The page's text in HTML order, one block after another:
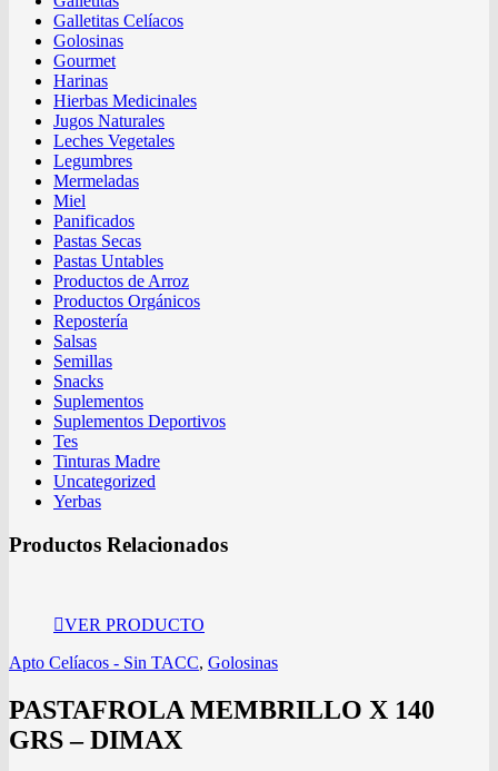
Galletitas Celíacos
Golosinas
Gourmet
Harinas
Hierbas Medicinales
Jugos Naturales
Leches Vegetales
Legumbres
Mermeladas
Miel
Panificados
Pastas Secas
Pastas Untables
Productos de Arroz
Productos Orgánicos
Repostería
Salsas
Semillas
Snacks
Suplementos
Suplementos Deportivos
Tes
Tinturas Madre
Uncategorized
Yerbas
Productos Relacionados
VER PRODUCTO
Apto Celíacos - Sin TACC, Golosinas
PASTAFROLA MEMBRILLO X 140
GRS – DIMAX